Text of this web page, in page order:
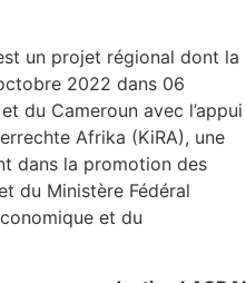
un projet régional dont la
2022 dans 06
du Cameroun avec l’appui
Afrika (KiRA), une
dans la promotion des
du Ministère Fédéral
et du